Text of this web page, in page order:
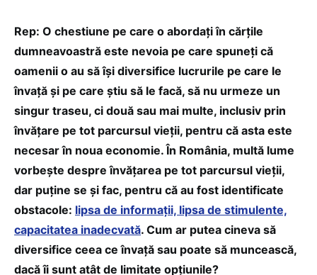
Rep: O chestiune pe care o abordați în cărțile
dumneavoastră este nevoia pe care spuneți că
oamenii o au să își diversifice lucrurile pe care le
învață și pe care știu să le facă, să nu urmeze un
singur traseu, ci două sau mai multe, inclusiv prin
învățare pe tot parcursul vieții, pentru că asta este
necesar în noua economie. În România, multă lume
vorbește despre învățarea pe tot parcursul vieții,
dar puține se și fac, pentru că au fost identificate
obstacole: lipsa de informații, lipsa de stimulente,
capacitatea inadecvată. Cum ar putea cineva să
diversifice ceea ce învață sau poate să muncească,
dacă îi sunt atât de limitate opțiunile?